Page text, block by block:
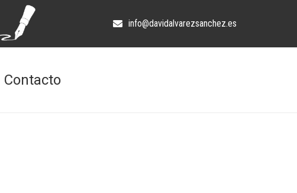
info@davidalvarezsanchez.es
Contacto